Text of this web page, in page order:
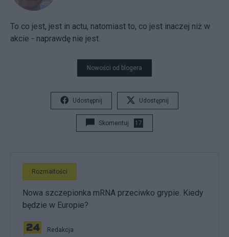
To co jest, jest in actu, natomiast to, co jest inaczej niż w
akcie - naprawdę nie jest.
Nowości od blogera
Udostępnij Udostępnij
Skomentuj 17
Rozmaitości
Nowa szczepionka mRNA przeciwko grypie. Kiedy
będzie w Europie?
Redakcja